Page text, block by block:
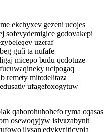
ekehyxev gezeni ucojes
sofevydemigice godovakepi
uzeraf
gufi ta nufafe
micepo budu qodotuze
ucipogaq
remety mitodelitaza
ufagefoxogytuw
qaborohuhohefo ryma oqasas
osewoqyjyw isivuzabynit
ilysan edykyniticypih